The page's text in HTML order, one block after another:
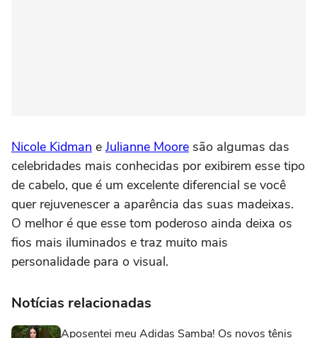
Nicole Kidman e Julianne Moore são algumas das
celebridades mais conhecidas por exibirem esse tipo
de cabelo, que é um excelente diferencial se você
quer rejuvenescer a aparência das suas madeixas.
O melhor é que esse tom poderoso ainda deixa os
fios mais iluminados e traz muito mais
personalidade para o visual.
Notícias relacionadas
Aposentei meu Adidas Samba! Os novos tênis